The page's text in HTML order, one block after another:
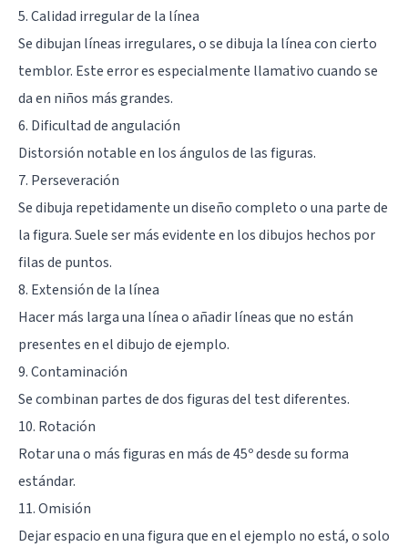
5. Calidad irregular de la línea
Se dibujan líneas irregulares, o se dibuja la línea con cierto
temblor. Este error es especialmente llamativo cuando se
da en niños más grandes.
6. Dificultad de angulación
Distorsión notable en los ángulos de las figuras.
7. Perseveración
Se dibuja repetidamente un diseño completo o una parte de
la figura. Suele ser más evidente en los dibujos hechos por
filas de puntos.
8. Extensión de la línea
Hacer más larga una línea o añadir líneas que no están
presentes en el dibujo de ejemplo.
9. Contaminación
Se combinan partes de dos figuras del test diferentes.
10. Rotación
Rotar una o más figuras en más de 45º desde su forma
estándar.
11. Omisión
Dejar espacio en una figura que en el ejemplo no está, o solo